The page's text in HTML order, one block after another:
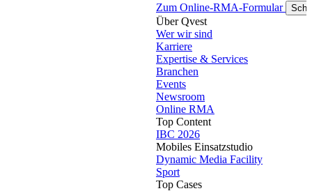
Zum Online-RMA-Formular
Über Qvest
Wer wir sind
Karriere
Expertise & Services
Branchen
Events
Newsroom
Online RMA
Top Content
IBC 2026
Mobiles Einsatzstudio
Dynamic Media Facility
Sport
Top Cases